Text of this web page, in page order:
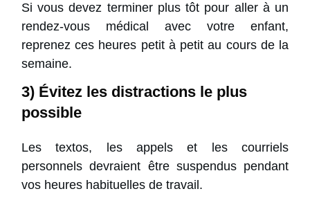
Si vous devez terminer plus tôt pour aller à un
rendez-vous médical avec votre enfant,
reprenez ces heures petit à petit au cours de la
semaine.
3) Évitez les distractions le plus
possible
Les textos, les appels et les courriels
personnels devraient être suspendus pendant
vos heures habituelles de travail.